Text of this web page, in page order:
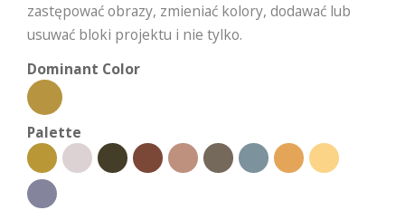
zastępować obrazy, zmieniać kolory, dodawać lub
usuwać bloki projektu i nie tylko.
Dominant Color
Palette